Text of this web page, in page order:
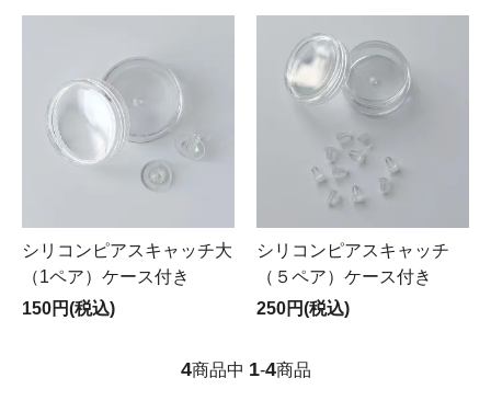
シリコンピアスキャッチ大
（1ペア）ケース付き
150円(税込)
シリコンピアスキャッチ
（５ペア）ケース付き
250円(税込)
4商品中 1-4商品